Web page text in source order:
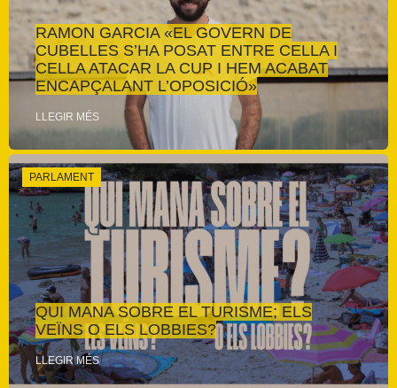
RAMON GARCIA «EL GOVERN DE
CUBELLES S’HA POSAT ENTRE CELLA I
CELLA ATACAR LA CUP I HEM ACABAT
ENCAPÇALANT L’OPOSICIÓ»
LLEGIR MÉS
QUI MANA SOBRE EL TURISME; ELS
VEÏNS O ELS LOBBIES?
LLEGIR MÉS
PARLAMENT